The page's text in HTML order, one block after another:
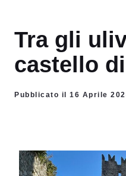
Tra gli
castello
Pubblicato il 16 Aprile